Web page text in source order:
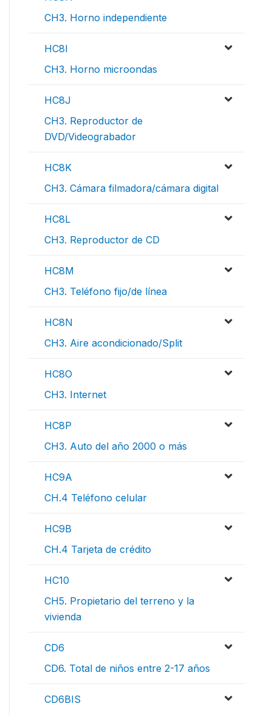
CH3. Horno independiente
HC8I
CH3. Horno microondas
HC8J
CH3. Reproductor de
DVD/Videograbador
HC8K
CH3. Cámara filmadora/cámara digital
HC8L
CH3. Reproductor de CD
HC8M
CH3. Teléfono fijo/de línea
HC8N
CH3. Aire acondicionado/Split
HC8O
CH3. Internet
HC8P
CH3. Auto del año 2000 o más
HC9A
CH.4 Teléfono celular
HC9B
CH.4 Tarjeta de crédito
HC10
CH5. Propietario del terreno y la
vivienda
CD6
CD6. Total de niños entre 2-17 años
CD6BIS